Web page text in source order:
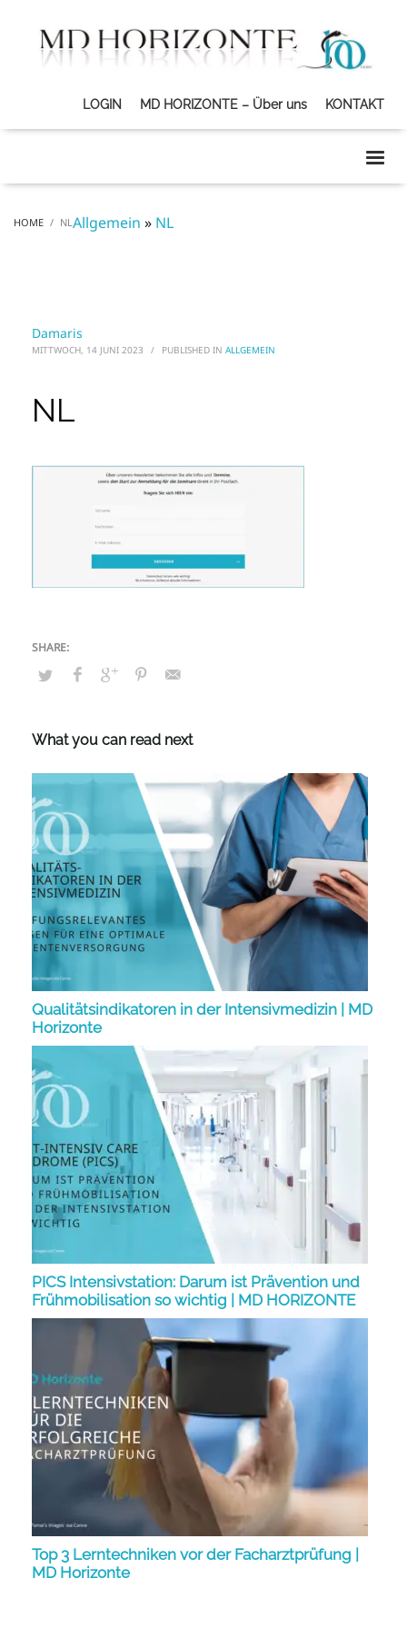
LOGIN MD HORIZONTE – Über uns KONTAKT
HOME Allgemein » NL
NL
Damaris
MITTWOCH, 14 JUNI 2023 / PUBLISHED IN ALLGEMEIN
NL
What you can read next
Qualitätsindikatoren in der Intensivmedizin | MD
Horizonte
PICS Intensivstation: Darum ist Prävention und
Frühmobilisation so wichtig | MD HORIZONTE
Top 3 Lerntechniken vor der Facharztprüfung |
MD Horizonte